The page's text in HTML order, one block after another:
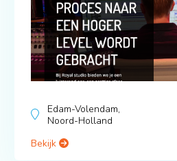
Edam-Volendam,
Noord-Holland
Bekijk